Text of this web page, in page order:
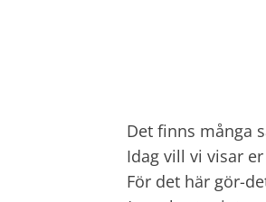
Det finns många
Idag vill vi visar
För det här gör-